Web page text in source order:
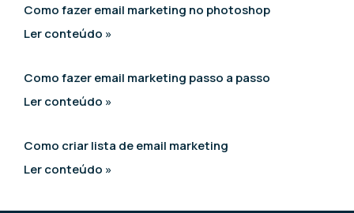
Como fazer email marketing no photoshop
Ler conteúdo »
Como fazer email marketing passo a passo
Ler conteúdo »
Como criar lista de email marketing
Ler conteúdo »